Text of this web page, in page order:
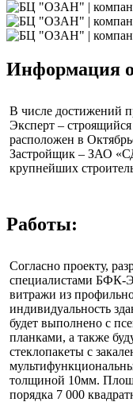
Информация
В числе достижений
Эксперт –
расположен в
Застройщик – ЗАО
крупнейших
Работы:
Согласно проекту,
специалистами БФК-
витражи из
индивидуальность
будет выполнено с
планками, а также
стеклопакеты с
толщиной 10мм.
порядка 7 000